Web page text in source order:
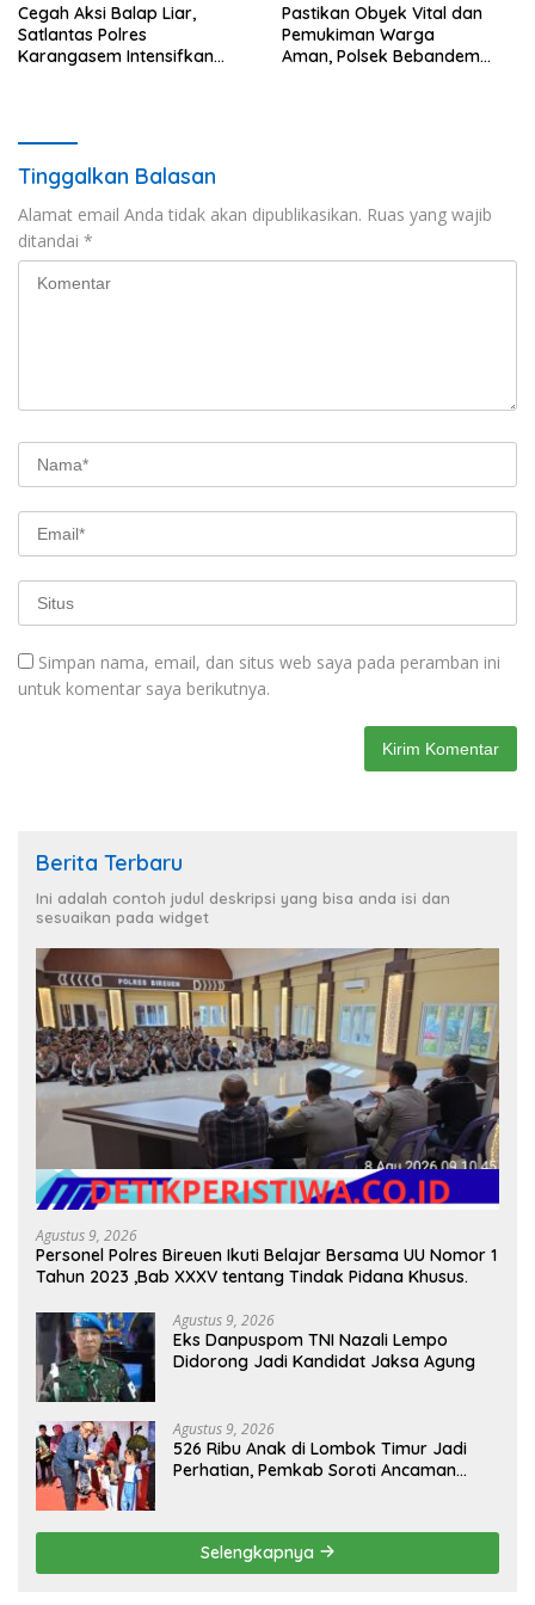
Cegah Aksi Balap Liar,
Satlantas Polres
Karangasem Intensifkan
Pastikan Obyek Vital dan
Pemukiman Warga
Aman, Polsek Bebandem
Tinggalkan Balasan
Alamat email Anda tidak akan dipublikasikan. Ruas yang wajib
ditandai *
Simpan nama, email, dan situs web saya pada peramban ini
untuk komentar saya berikutnya.
Berita Terbaru
Ini adalah contoh judul deskripsi yang bisa anda isi dan
sesuaikan pada widget
Agustus 9, 2026
Personel Polres Bireuen Ikuti Belajar Bersama UU Nomor 1
Tahun 2023 ,Bab XXXV tentang Tindak Pidana Khusus.
Agustus 9, 2026
Eks Danpuspom TNI Nazali Lempo
Didorong Jadi Kandidat Jaksa Agung
Agustus 9, 2026
526 Ribu Anak di Lombok Timur Jadi
Perhatian, Pemkab Soroti Ancaman
Selengkapnya